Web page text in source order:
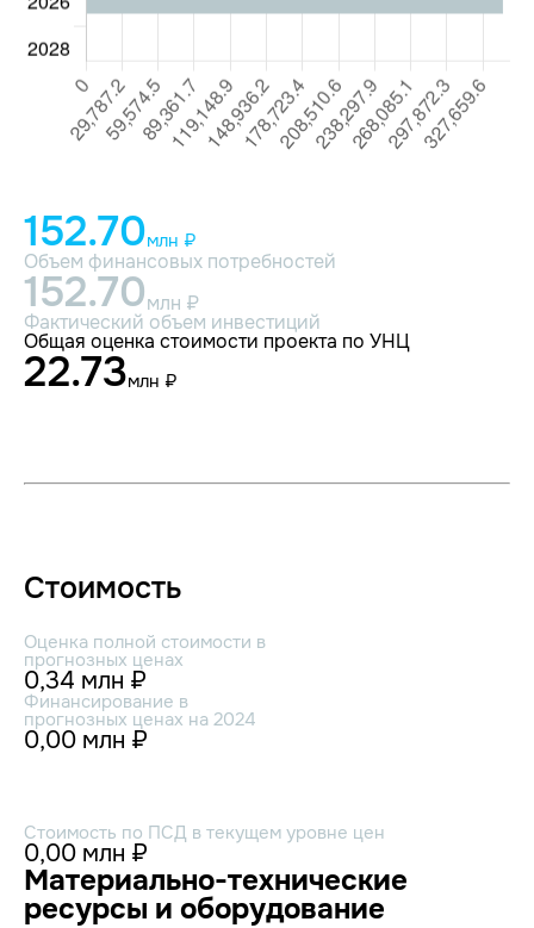
152.70млн ₽
Объем финансовых потребностей
152.70млн ₽
Фактический объем инвестиций
Общая оценка стоимости проекта по УНЦ
22.73млн ₽
Стоимость
Оценка полной стоимости в
прогнозных ценах
0,34 млн ₽
Финансирование в
прогнозных ценах на 2024
0,00 млн ₽
Стоимость по ПСД в текущем уровне цен
0,00 млн ₽
Материально-технические
ресурсы и оборудование